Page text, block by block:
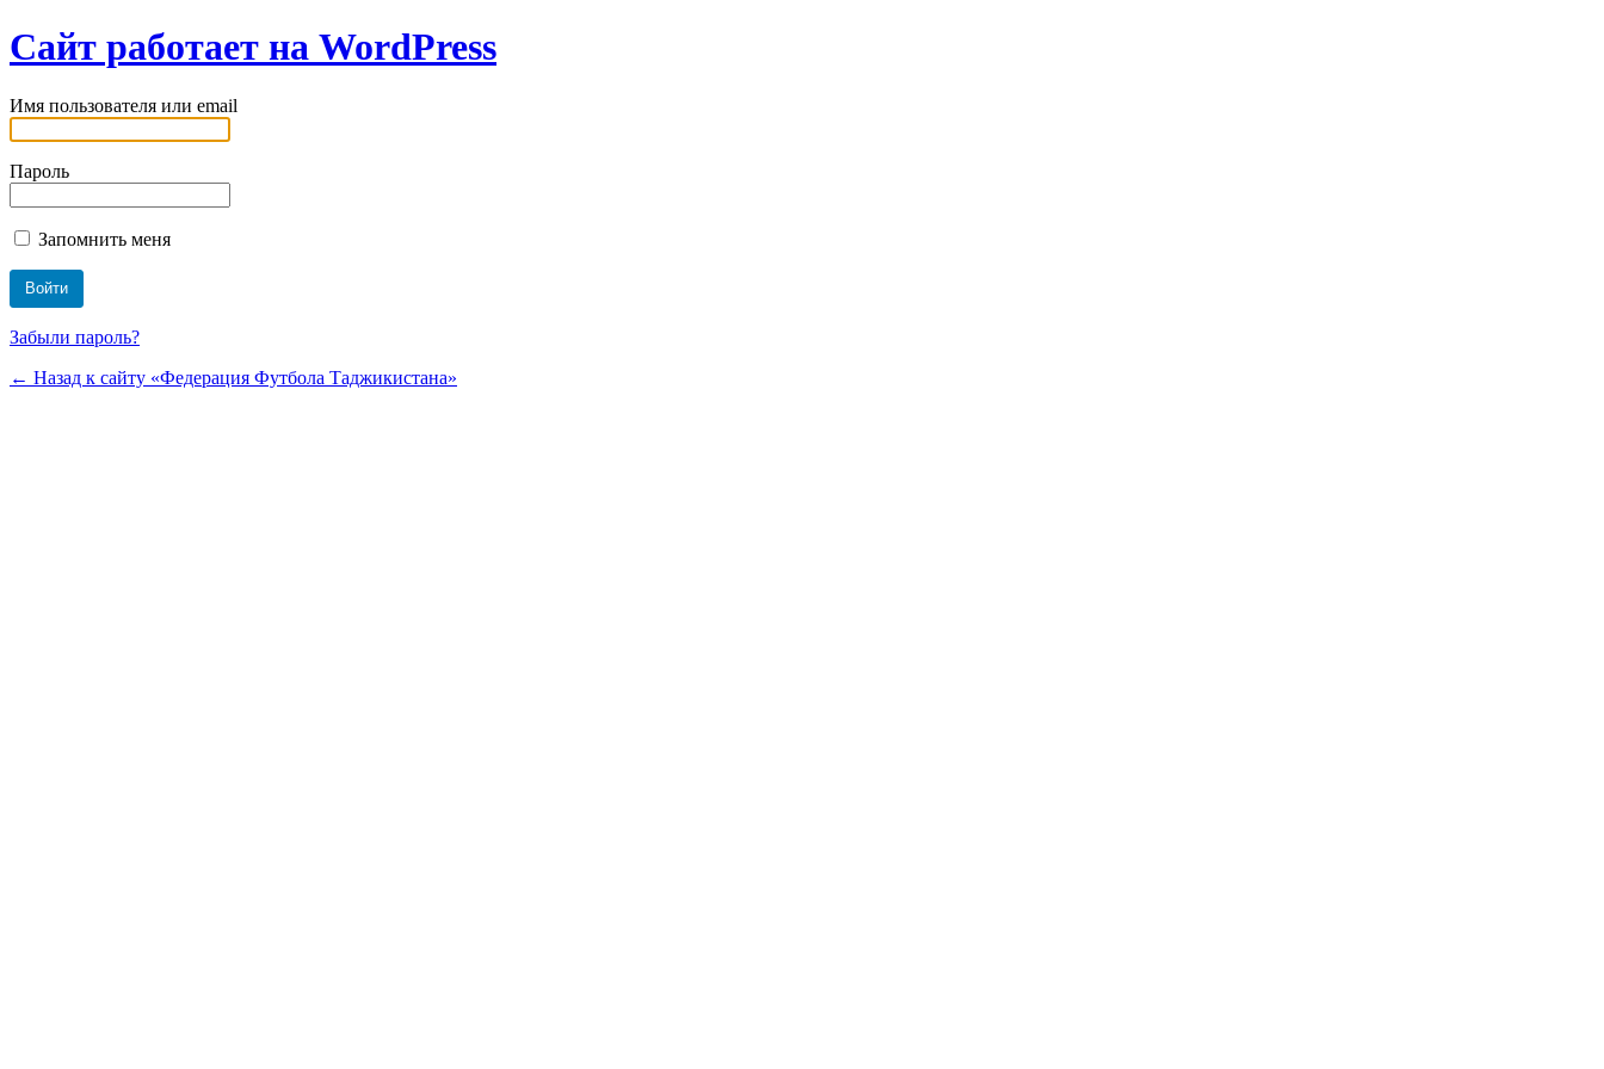
Сайт работает на WordPress
Имя пользователя или email
Пароль
Запомнить меня
Забыли пароль?
← Назад к сайту «Федерация Футбола Таджикистана»